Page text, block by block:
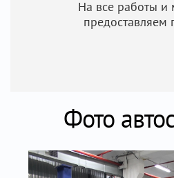
На все работы и
предоставляем
Фото